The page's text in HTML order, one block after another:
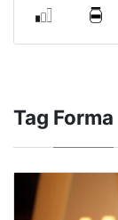
Tag Forma